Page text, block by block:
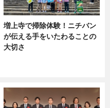
増上寺で掃除体験！ニチバン
が伝える手をいたわることの
大切さ